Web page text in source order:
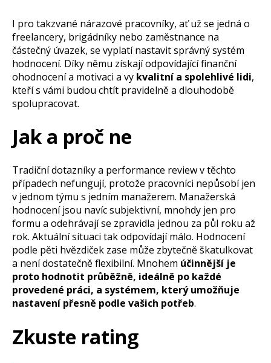
I pro takzvané nárazové pracovníky, ať už se jedná o
freelancery, brigádníky nebo zaměstnance na
částečný úvazek, se vyplatí nastavit správný systém
hodnocení. Díky němu získají odpovídající finanční
ohodnocení a motivaci a vy kvalitní a spolehlivé lidi,
kteří s vámi budou chtít pravidelně a dlouhodobě
spolupracovat.
Jak a proč ne
Tradiční dotazníky a performance review v těchto
případech nefungují, protože pracovníci nepůsobí jen
v jednom týmu s jedním manažerem. Manažerská
hodnocení jsou navíc subjektivní, mnohdy jen pro
formu a odehrávají se zpravidla jednou za půl roku až
rok. Aktuální situaci tak odpovídají málo. Hodnocení
podle pěti hvězdiček zase může zbytečně škatulkovat
a není dostatečně flexibilní. Mnohem účinnější je
proto hodnotit průběžně, ideálně po každé
provedené práci, a systémem, který umožňuje
nastavení přesně podle vašich potřeb.
Zkuste rating